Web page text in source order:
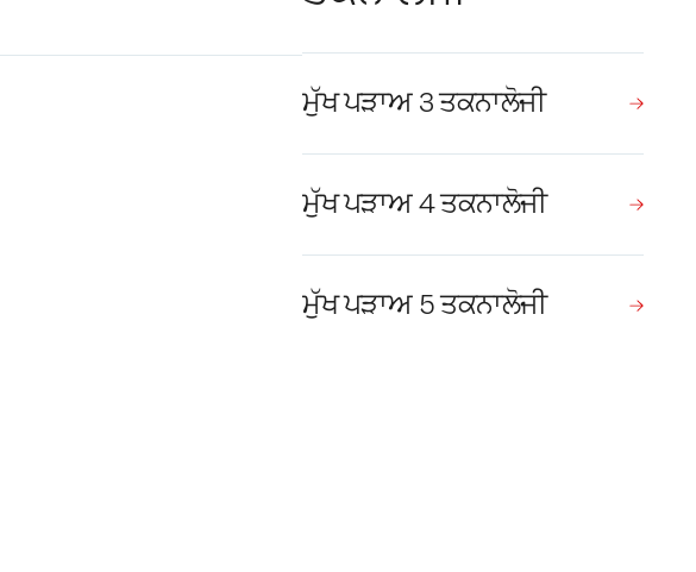
ਮੁੱਖ ਪੜਾਅ 3 ਤਕਨਾਲੋਜੀ
ਮੁੱਖ ਪੜਾਅ 4 ਤਕਨਾਲੋਜੀ
ਮੁੱਖ ਪੜਾਅ 5 ਤਕਨਾਲੋਜੀ